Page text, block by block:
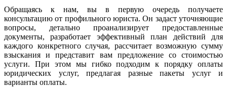
Обращаясь к нам, вы в первую очередь получаете
консультацию от профильного юриста. Он задаст уточняющие
вопросы, детально проанализирует предоставленные
документы, разработает эффективный план действий для
каждого конкретного случая, рассчитает возможную сумму
взыскания и представит вам предложение со стоимостью
услуги. При этом мы гибко подходим к порядку оплаты
юридических услуг, предлагая разные пакеты услуг и
варианты оплаты.